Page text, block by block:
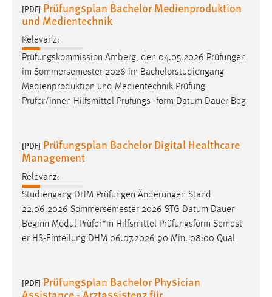
[PDF] Prüfungsplan Bachelor Medienproduktion
und Medientechnik
Relevanz:
Prüfungskommission Amberg, den 04.05.2026 Prüfungen
im Sommersemester 2026 im Bachelorstudiengang
Medienproduktion und Medientechnik Prüfung
Prüfer/innen Hilfsmittel Prüfungs- form Datum Dauer Beg
[PDF] Prüfungsplan Bachelor Digital Healthcare
Management
Relevanz:
Studiengang DHM Prüfungen Änderungen Stand
22.06.2026 Sommersemester 2026 STG Datum Dauer
Beginn Modul Prüfer*in Hilfsmittel Prüfungsform Semest
er HS-Einteilung DHM 06.07.2026 90 Min. 08:00 Qual
[PDF] Prüfungsplan Bachelor Physician
fe_user, be_user, be_lastLoginProvider
Zweck:
Dieser Cookie ist notwendig um sich an der Website
einloggen zu können.
Cookie Laufzeit:
24 Stunden
STATISTIK
Statistik Cookies erfassen Informationen anonym.
Diese Informationen helfen uns zu verstehen, wie
unsere Besucher unsere Website nutzen.
Matomo
Zweck: